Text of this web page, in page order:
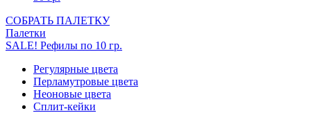
СОБРАТЬ ПАЛЕТКУ
Палетки
SALE! Рефилы по 10 гр.
Регулярные цвета
Перламутровые цвета
Неоновые цвета
Сплит-кейки